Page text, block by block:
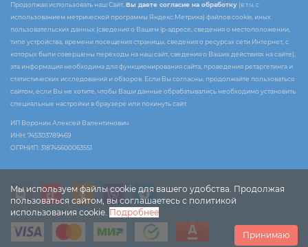
Мы используем файлы cookie для вашего удобства. Продолжая
пользоваться сайтом, вы соглашаетесь с политикой
использования cookie. Подробнее
Принимаю
Продолжая использовать наш Сайт, Вы даете согласие на обработку (в т.ч. с
использованием метрической программы Яндекс.Метрика) файлов cookie, иных
пользовательских данных (сведения о Вашем ip-адресе, сведения о местоположении,
типе устройства, времени посещения страницы, сведения о ресурсах сети Интернет, с
которых были совершены переходы на наш сайт, сведения о Ваших действиях на сайте),
эта информация необходима для функционирования сайта, проведения ретаргетинга и
статистических исследований и обзоров. Если Вы согласны, продолжайте пользоваться
сайтом, если Вы не хотите, чтобы Ваши данные обрабатывались необходимо установить
специальные настройки в браузере или покинуть сайт.
ИП Воронин Алексей Валентинович
ИНН: 745303789469
ОГРНИП: 318745600063551